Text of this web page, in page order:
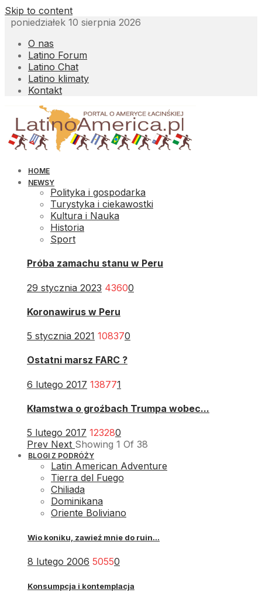
Skip to content
poniedziałek 10 sierpnia 2026
O nas
Latino Forum
Latino Chat
Latino klimaty
Kontakt
HOME
NEWSY
Polityka i gospodarka
Turystyka i ciekawostki
Kultura i Nauka
Historia
Sport
Próba zamachu stanu w Peru
29 stycznia 2023 43600
Koronawirus w Peru
5 stycznia 2021 108370
Ostatni marsz FARC ?
6 lutego 2017 138771
Kłamstwa o groźbach Trumpa wobec...
5 lutego 2017 123280
Prev Next Showing 1 Of 38
BLOGI Z PODRÓŻY
Latin American Adventure
Tierra del Fuego
Chiliada
Dominikana
Oriente Boliviano
Wio koniku, zawieź mnie do ruin...
8 lutego 2006 50550
Konsumpcja i kontemplacja